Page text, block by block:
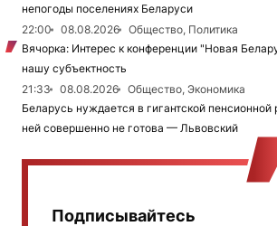
непогоды поселениях Беларуси
22:00
08.08.2026
Общество, Политика
Вячорка: Интерес к конференции "Новая
нашу субъектность
21:33
08.08.2026
Общество, Экономика
Беларусь нуждается в гигантской пенсионной
ней совершенно не готова — Львовский
Подписывайтесь